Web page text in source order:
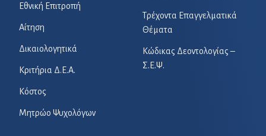
Τρέχοντα Επαγγελματικά
Θέματα
Κώδικας Δεοντολογίας –
Σ.Ε.Ψ.
Εθνική Επιτροπή
Αίτηση
Δικαιολογητικά
Κριτήρια Δ.Ε.Α.
Κόστος
Μητρώο Ψυχολόγων